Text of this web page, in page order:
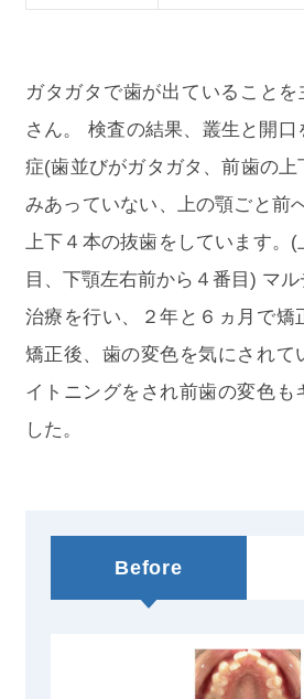
能性がある
ませんので参考
い。 なお、記載
品副作用被害救
る場合がありま
ガタガタで歯が出ていること
さん。 検査の結果、叢生と開
症(歯並びがガタガタ、前歯の
みあっていない、上の顎ごと前
上下４本の抜歯をしています。
目、下顎左右前から４番目) マ
治療を行い、２年と６ヵ月で矯
矯正後、歯の変色を気にされて
イトニングをされ前歯の変色も
した。
Before